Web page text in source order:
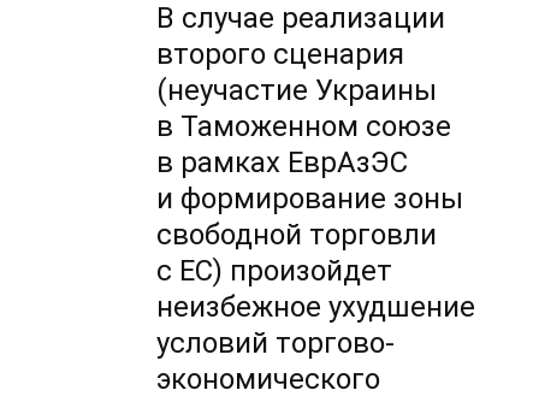
В случае реализации
второго сценария
(неучастие Украины
в Таможенном союзе
в рамках ЕврАзЭС
и формирование зоны
свободной торговли
с ЕС) произойдет
неизбежное ухудшение
условий торгово-
экономического